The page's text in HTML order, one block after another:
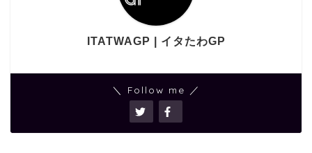
ITATWAGP | イタたわGP
＼ Follow me ／